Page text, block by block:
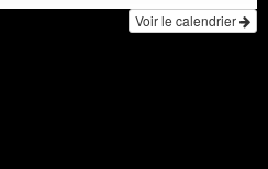
Voir le calendrier